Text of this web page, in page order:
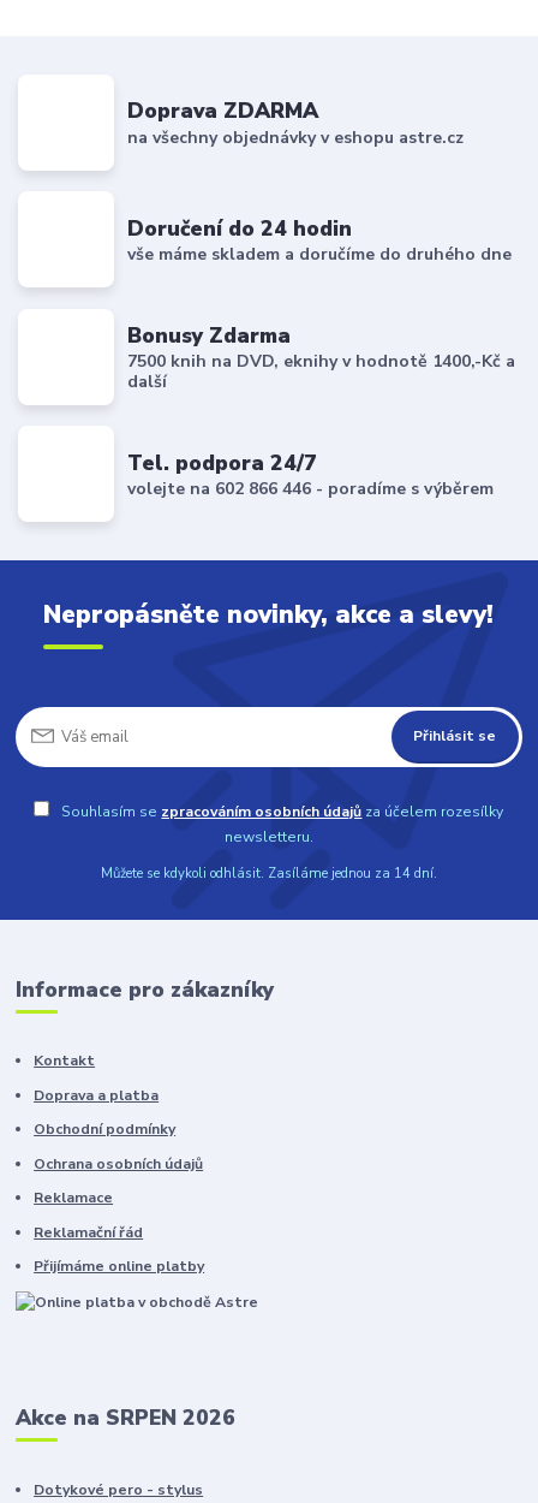
Doprava ZDARMA
na všechny objednávky v eshopu astre.cz
Doručení do 24 hodin
vše máme skladem a doručíme do druhého dne
Bonusy Zdarma
7500 knih na DVD, eknihy v hodnotě 1400,-Kč a
další
Tel. podpora 24/7
volejte na 602 866 446 - poradíme s výběrem
Nepropásněte novinky, akce a slevy!
Přihlásit se
Souhlasím se zpracováním osobních údajů za účelem rozesílky
newsletteru.
Můžete se kdykoli odhlásit. Zasíláme jednou za 14 dní.
Informace pro zákazníky
Kontakt
Doprava a platba
Obchodní podmínky
Ochrana osobních údajů
Reklamace
Reklamační řád
Přijímáme online platby
Akce na SRPEN 2026
Dotykové pero - stylus